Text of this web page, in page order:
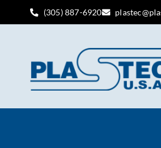
(305) 887-6920